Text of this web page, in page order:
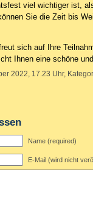
viel wichtiger ist,
Sie die Zeit bis
sich auf Ihre
Ihnen eine schöne
2022, 17.23 Uhr,
Name (required)
E-Mail (wird nicht